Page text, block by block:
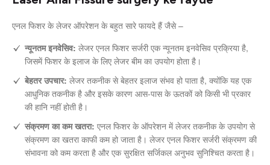
एनल फिशर के लेजर ऑपरेशन के बहुत सारे फायदे हैं जैसे –
न्यूनतम इनवेसिव: लेजर एनल फिशर सर्जरी एक न्यूनतम इनवेसिव प्रक्रिया है,
जिसमें फिशर के इलाज के लिए लेजर बीम का उपयोग होता है।
बेहतर उपचार: लेजर तकनीक से बेहतर इलाज संभव हो पाता है, क्योंकि यह एक
आधुनिक तकनीक है और इसके कारण आस-पास के ऊतकों को किसी भी प्रकार
की हानि नहीं होती है।
संक्रमण का कम खतरा: एनल फिशर के ऑपरेशन में लेजर तकनीक के उपयोग से
संक्रमण का खतरा काफी कम हो जाता है। लेजर एनल फिशर सर्जरी संक्रमण की
संभावना को कम करता है और एक सुरक्षित सर्जिकल अनुभव सुनिश्चित करता है।